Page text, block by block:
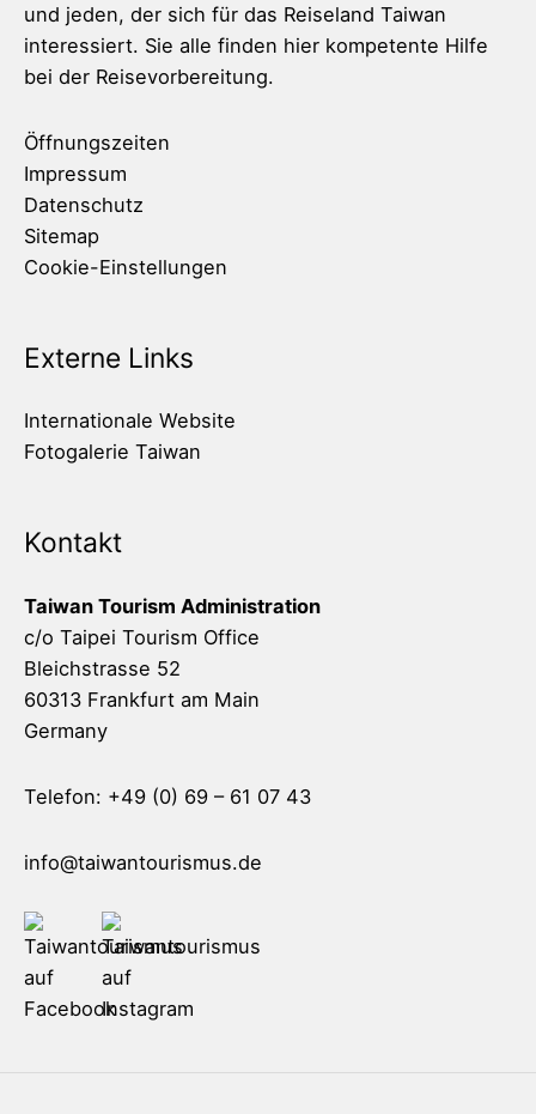
und jeden, der sich für das Reiseland Taiwan
interessiert. Sie alle finden hier kompetente Hilfe
bei der Reisevorbereitung.
Öffnungszeiten
Impressum
Datenschutz
Sitemap
Cookie-Einstellungen
Externe Links
Internationale Website
Fotogalerie Taiwan
Kontakt
Taiwan Tourism Administration
c/o Taipei Tourism Office
Bleichstrasse 52
60313 Frankfurt am Main
Germany
Telefon: +49 (0) 69 – 61 07 43
info@taiwantourismus.de